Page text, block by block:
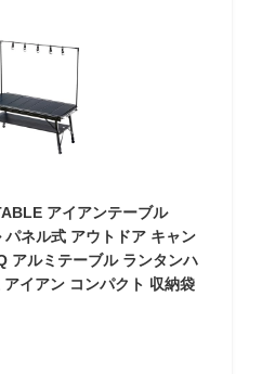
アイアンテーブル
ネル式 アウトドア キャン
アルミテーブル ランタンハ
イアン コンパクト 収納袋